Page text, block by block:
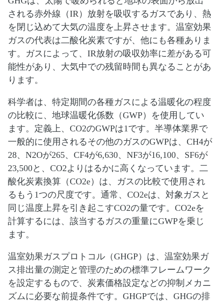
される赤外線（IR）放射を吸収するガスであり、熱
を閉じ込めて大気の温度を上昇させます。温室効果
ガスの代表は二酸化炭素ですが、他にも各種ありま
す。ガスによって、IR放射の吸収効率に差がある可
能性があり、大気中での残留時間も異なることがあ
ります。
科学者は、特定期間の各種ガスによる温暖化の程度
の比較に、地球温暖化係数（GWP）を使用してい
ます。定義上、CO2のGWPは1です。半導体業界で
一般的に使用されるその他のガスのGWPは、CH4が
28、N2Oが265、CF4が6,630、NF3が16,100、SF6が
23,500と、CO2よりはるかに高くなっています。二
酸化炭素換算（CO2e）は、ガスの比較で使用され
るもう1つの尺度です。通常、CO2eは、対象ガスと
同じ温度上昇を引き起こすCO2の量です。CO2eを
計算するには、該当するガスの重量にGWPを乗じ
ます。
温室効果ガスプロトコル（GHGP）は、温室効果ガ
ス排出量の測定と管理のための標準フレームワーク
を設定するもので、炭素価格設定などの抑制メカニ
ズムに必要な前提条件です。GHGPでは、GHGの排